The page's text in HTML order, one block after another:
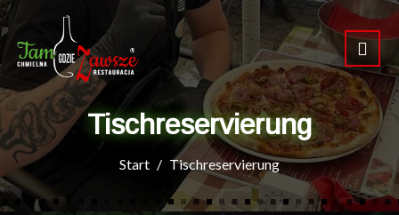
Tischreservierung
Start Tischreservierung